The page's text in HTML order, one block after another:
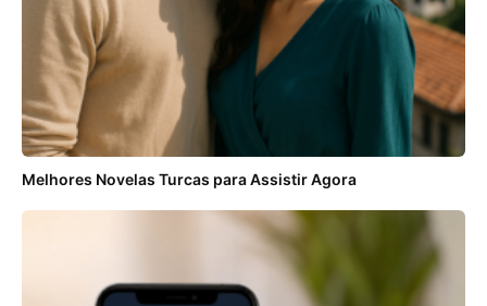
Melhores Novelas Turcas para Assistir Agora